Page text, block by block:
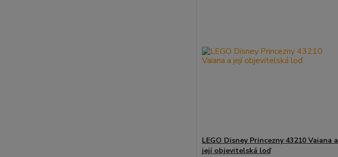
LEGO Disney Princezny 43210 Vaiana a
její objevitelská loď